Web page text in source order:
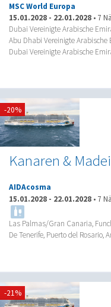
MSC World Europa
15.01.2028 - 22.01.2028 • 7
Dubai Vereinigte Arabische
Abu Dhabi Vereinigte Arabische
Dubai Vereinigte Arabische
Kanaren &
AIDAcosma
15.01.2028 - 22.01.2028 • 7
Las Palmas/Gran Canaria,
De Tenerife, Puerto del
-20%
-21%